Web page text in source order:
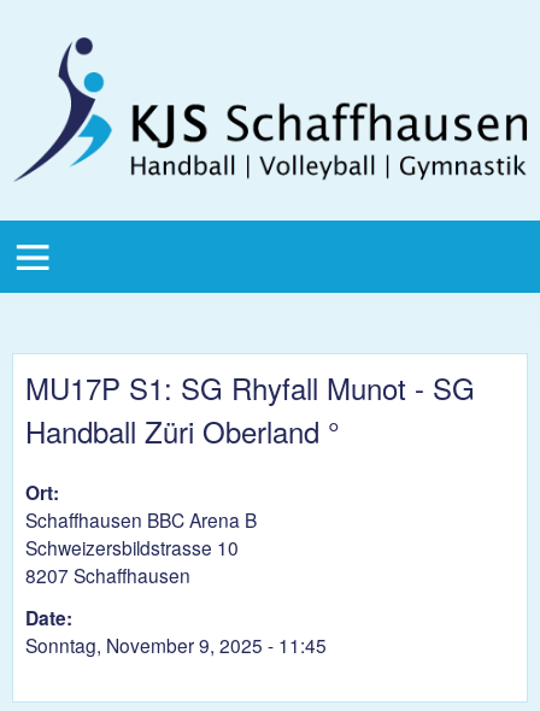
Schaffhausen
Menu
MU17P S1: SG Rhyfall Munot - SG
Handball Züri Oberland °
Ort:
Schaffhausen BBC Arena B
Schweizersbildstrasse 10
8207 Schaffhausen
Date:
Sonntag, November 9, 2025 - 11:45